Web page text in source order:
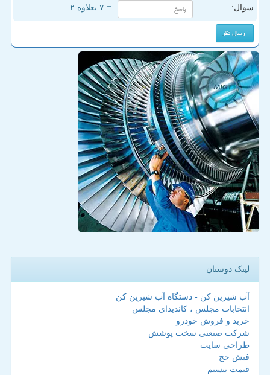
سوال: = ۷ بعلاوه ۲
لینک دوستان
آب شیرین کن - دستگاه آب شیرین کن
انتخابات مجلس ، کاندیدای مجلس
خرید و فروش خودرو
شرکت صنعتی سخت پوشش
طراحی سایت
فیش حج
قیمت بیسیم